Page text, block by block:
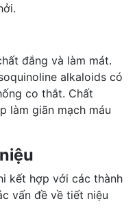
đắng và làm mát.
alkaloids có
co thắt. Chất
làm giãn mạch máu
kết hợp với các thành
vấn đề về tiết niệu